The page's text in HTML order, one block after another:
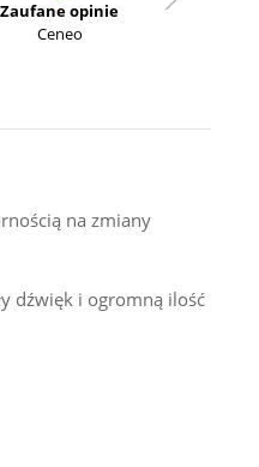
Zaufane opinie
Ceneo
na zmiany
dźwięk i ogromną ilość